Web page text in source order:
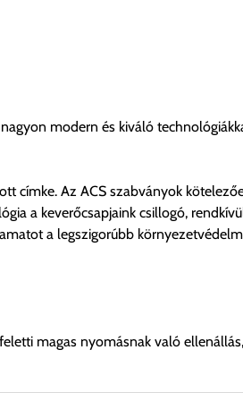
modern és kiváló
címke. Az ACS szabványok
a keverőcsapjaink csillogó,
a legszigorúbb
magas nyomásnak való